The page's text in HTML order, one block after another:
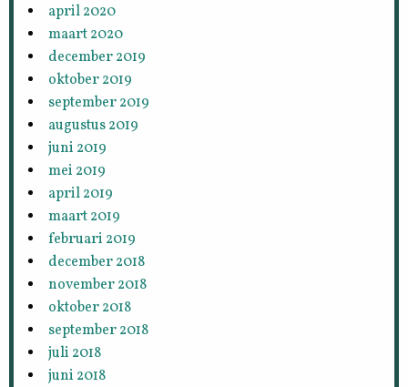
april 2020
maart 2020
december 2019
oktober 2019
september 2019
augustus 2019
juni 2019
mei 2019
april 2019
maart 2019
februari 2019
december 2018
november 2018
oktober 2018
september 2018
juli 2018
juni 2018